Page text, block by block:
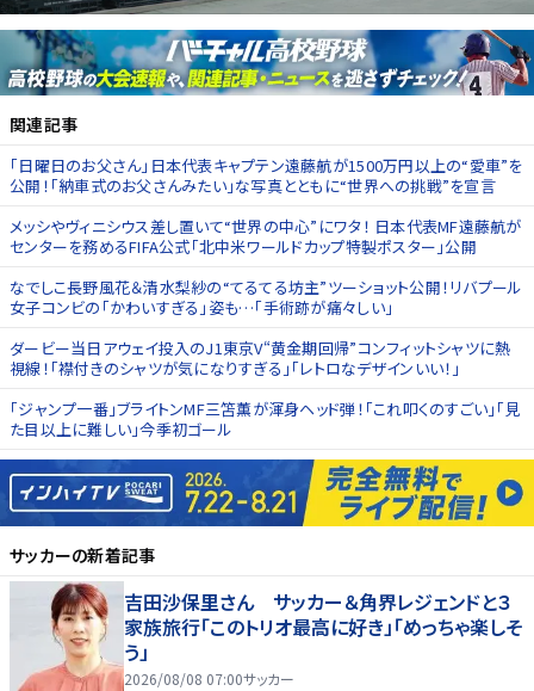
関連記事
｢日曜日のお父さん｣日本代表キャプテン遠藤航が1500万円以上の“愛車”を
公開！｢納車式のお父さんみたい｣な写真とともに“世界への挑戦”を宣言
メッシやヴィニシウス差し置いて“世界の中心”にワタ！ 日本代表MF遠藤航が
センターを務めるFIFA公式｢北中米ワールドカップ特製ポスター｣公開
なでしこ長野風花＆清水梨紗の“てるてる坊主”ツーショット公開！リバプール
女子コンビの｢かわいすぎる｣姿も…｢手術跡が痛々しい｣
ダービー当日アウェイ投入のJ1東京V“黄金期回帰”コンフィットシャツに熱
視線！｢襟付きのシャツが気になりすぎる｣｢レトロなデザインいい！｣
｢ジャンプ一番｣ブライトンMF三笘薫が渾身ヘッド弾！｢これ叩くのすごい｣｢見
た目以上に難しい｣今季初ゴール
サッカーの新着記事
吉田沙保里さん サッカー＆角界レジェンドと３
家族旅行「このトリオ最高に好き」「めっちゃ楽しそ
う」
2026/08/08 07:00サッカー